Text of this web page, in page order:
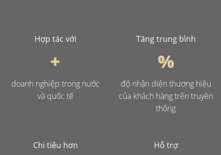
Hợp tác với
+
doanh nghiệp trong nước
và quốc tế
Tăng trung bình
%
độ nhận diện thương hiệu
của khách hàng trên truyền
thông
Chi tiêu hơn Hỗ trợ